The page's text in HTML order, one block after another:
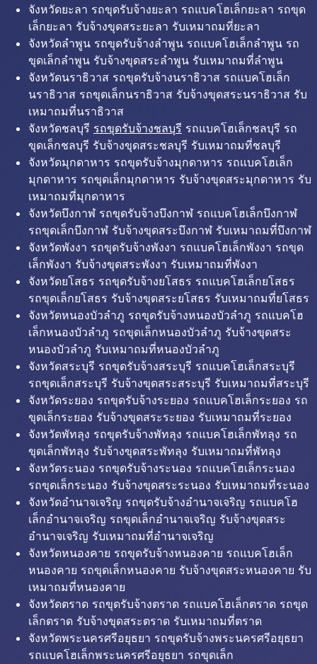
จังหวัดยะลา รถขุดรับจ้างยะลา รถแบคโฮเล็กยะลา รถขุด
เล็กยะลา รับจ้างขุดสระยะลา รับเหมาถมที่ยะลา
จังหวัดลำพูน รถขุดรับจ้างลำพูน รถแบคโฮเล็กลำพูน รถ
ขุดเล็กลำพูน รับจ้างขุดสระลำพูน รับเหมาถมที่ลำพูน
จังหวัดนราธิวาส รถขุดรับจ้างนราธิวาส รถแบคโฮเล็ก
นราธิวาส รถขุดเล็กนราธิวาส รับจ้างขุดสระนราธิวาส รับ
เหมาถมที่นราธิวาส
จังหวัดชลบุรี รถขุดรับจ้างชลบุรี รถแบคโฮเล็กชลบุรี รถ
ขุดเล็กชลบุรี รับจ้างขุดสระชลบุรี รับเหมาถมที่ชลบุรี
จังหวัดมุกดาหาร รถขุดรับจ้างมุกดาหาร รถแบคโฮเล็ก
มุกดาหาร รถขุดเล็กมุกดาหาร รับจ้างขุดสระมุกดาหาร รับ
เหมาถมที่มุกดาหาร
จังหวัดบึงกาฬ รถขุดรับจ้างบึงกาฬ รถแบคโฮเล็กบึงกาฬ
รถขุดเล็กบึงกาฬ รับจ้างขุดสระบึงกาฬ รับเหมาถมที่บึงกาฬ
จังหวัดพังงา รถขุดรับจ้างพังงา รถแบคโฮเล็กพังงา รถขุด
เล็กพังงา รับจ้างขุดสระพังงา รับเหมาถมที่พังงา
จังหวัดยโสธร รถขุดรับจ้างยโสธร รถแบคโฮเล็กยโสธร
รถขุดเล็กยโสธร รับจ้างขุดสระยโสธร รับเหมาถมที่ยโสธร
จังหวัดหนองบัวลำภู รถขุดรับจ้างหนองบัวลำภู รถแบคโฮ
เล็กหนองบัวลำภู รถขุดเล็กหนองบัวลำภู รับจ้างขุดสระ
หนองบัวลำภู รับเหมาถมที่หนองบัวลำภู
จังหวัดสระบุรี รถขุดรับจ้างสระบุรี รถแบคโฮเล็กสระบุรี
รถขุดเล็กสระบุรี รับจ้างขุดสระสระบุรี รับเหมาถมที่สระบุรี
จังหวัดระยอง รถขุดรับจ้างระยอง รถแบคโฮเล็กระยอง รถ
ขุดเล็กระยอง รับจ้างขุดสระระยอง รับเหมาถมที่ระยอง
จังหวัดพัทลุง รถขุดรับจ้างพัทลุง รถแบคโฮเล็กพัทลุง รถ
ขุดเล็กพัทลุง รับจ้างขุดสระพัทลุง รับเหมาถมที่พัทลุง
จังหวัดระนอง รถขุดรับจ้างระนอง รถแบคโฮเล็กระนอง
รถขุดเล็กระนอง รับจ้างขุดสระระนอง รับเหมาถมที่ระนอง
จังหวัดอำนาจเจริญ รถขุดรับจ้างอำนาจเจริญ รถแบคโฮ
เล็กอำนาจเจริญ รถขุดเล็กอำนาจเจริญ รับจ้างขุดสระ
อำนาจเจริญ รับเหมาถมที่อำนาจเจริญ
จังหวัดหนองคาย รถขุดรับจ้างหนองคาย รถแบคโฮเล็ก
หนองคาย รถขุดเล็กหนองคาย รับจ้างขุดสระหนองคาย รับ
เหมาถมที่หนองคาย
จังหวัดตราด รถขุดรับจ้างตราด รถแบคโฮเล็กตราด รถขุด
เล็กตราด รับจ้างขุดสระตราด รับเหมาถมที่ตราด
จังหวัดพระนครศรีอยุธยา รถขุดรับจ้างพระนครศรีอยุธยา
รถแบคโฮเล็กพระนครศรีอยุธยา รถขุดเล็ก